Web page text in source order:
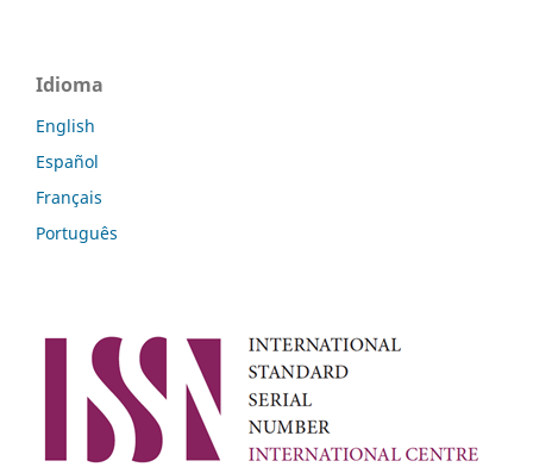
Idioma
English
Español
Français
Português